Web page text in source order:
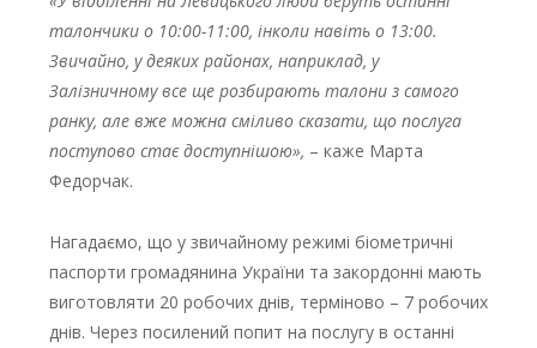
талончики о 10:00-11:00, інколи навіть о 13:00.
Звичайно, у деяких районах, наприклад, у
Залізничному все ще розбирають талони з самого
ранку, але вже можна сміливо сказати, що послуга
поступово стає доступнішою», – каже Марта
Федорчак.
Нагадаємо, що у звичайному режимі біометричні
паспорти громадянина України та закордонні мають
виготовляти 20 робочих днів, терміново – 7 робочих
днів. Через посилений попит на послугу в останні